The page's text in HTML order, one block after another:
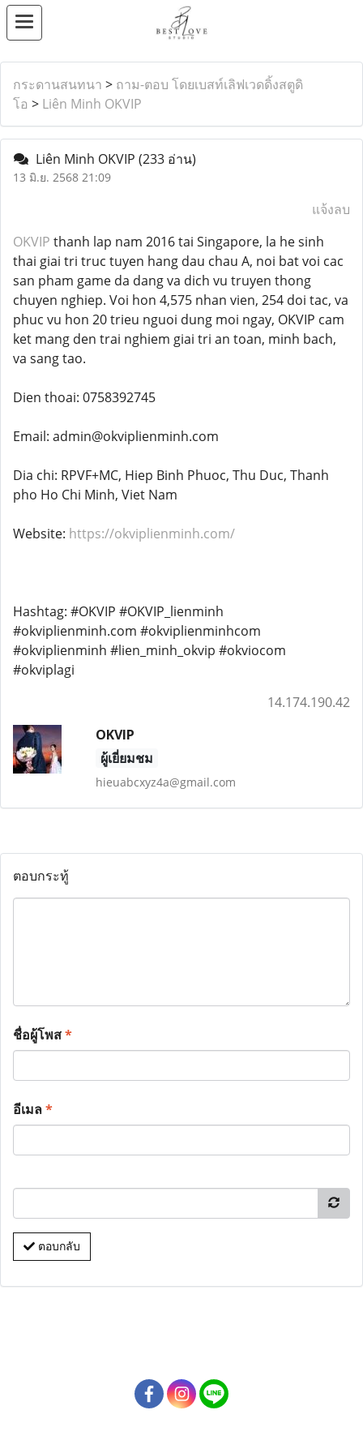
กระดานสนทนา > ถาม-ตอบ โดยเบสท์เลิฟเวดดิ้งสตูดิ
โอ > Liên Minh OKVIP
Liên Minh OKVIP (233 อ่าน)
13 มิ.ย. 2568 21:09
แจ้งลบ
OKVIP thanh lap nam 2016 tai Singapore, la he sinh
thai giai tri truc tuyen hang dau chau A, noi bat voi cac
san pham game da dang va dich vu truyen thong
chuyen nghiep. Voi hon 4,575 nhan vien, 254 doi tac, va
phuc vu hon 20 trieu nguoi dung moi ngay, OKVIP cam
ket mang den trai nghiem giai tri an toan, minh bach,
va sang tao.
Dien thoai: 0758392745
Email: admin@okviplienminh.com
Dia chi: RPVF+MC, Hiep Binh Phuoc, Thu Duc, Thanh
pho Ho Chi Minh, Viet Nam
Website: https://okviplienminh.com/
Hashtag: #OKVIP #OKVIP_lienminh
#okviplienminh.com #okviplienminhcom
#okviplienminh #lien_minh_okvip #okviocom
#okviplagi
14.174.190.42
OKVIP
ผู้เยี่ยมชม
hieuabcxyz4a@gmail.com
ตอบกระทู้
ชื่อผู้โพส*
อีเมล*
ตอบกลับ